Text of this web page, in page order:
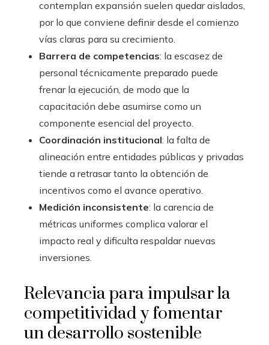
contemplan expansión suelen quedar aislados,
por lo que conviene definir desde el comienzo
vías claras para su crecimiento.
Barrera de competencias: la escasez de
personal técnicamente preparado puede
frenar la ejecución, de modo que la
capacitación debe asumirse como un
componente esencial del proyecto.
Coordinación institucional: la falta de
alineación entre entidades públicas y privadas
tiende a retrasar tanto la obtención de
incentivos como el avance operativo.
Medición inconsistente: la carencia de
métricas uniformes complica valorar el
impacto real y dificulta respaldar nuevas
inversiones.
Relevancia para impulsar la
competitividad y fomentar
un desarrollo sostenible